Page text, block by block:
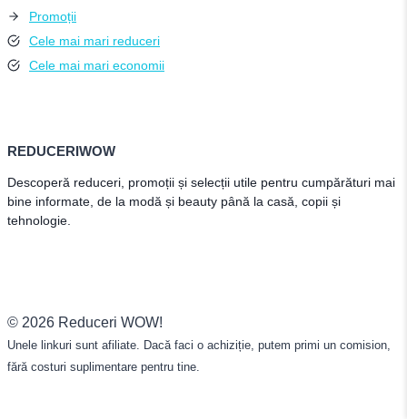
Promoții
Cele mai mari reduceri
Cele mai mari economii
REDUCERIWOW
Descoperă reduceri, promoții și selecții utile pentru cumpărături mai
bine informate, de la modă și beauty până la casă, copii și
tehnologie.
© 2026 Reduceri WOW!
Unele linkuri sunt afiliate. Dacă faci o achiziție, putem primi un comision,
fără costuri suplimentare pentru tine.